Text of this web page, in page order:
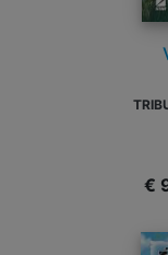
€